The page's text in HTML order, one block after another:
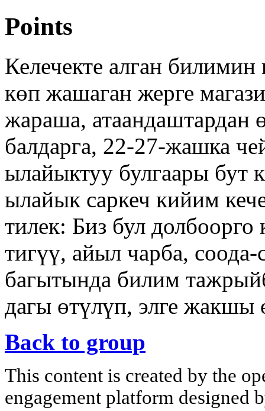
Points
Келечекте алган билимин
көп жашаган жерге
жараша, атаандаштардан
балдарга, 22-27-жашка
ылайыктуу булгаары бут
ылайык саркеч кийим
тилек: Биз бул
тигүү, айыл чарба,
багытында билим
дагы өтүлүп, элге жакшы
Back to group
This content is created by the
engagement platform designed